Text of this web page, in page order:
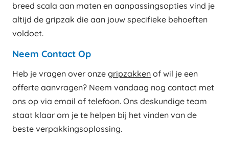
breed scala aan maten en aanpassingsopties vind je
altijd de gripzak die aan jouw specifieke behoeften
voldoet.
Neem Contact Op
Heb je vragen over onze gripzakken of wil je een
offerte aanvragen? Neem vandaag nog contact met
ons op via email of telefoon. Ons deskundige team
staat klaar om je te helpen bij het vinden van de
beste verpakkingsoplossing.